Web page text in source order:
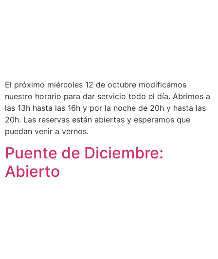
El próximo miércoles 12 de octubre modificamos
nuestro horario para dar servicio todo el día. Abrimos a
las 13h hasta las 16h y por la noche de 20h y hasta las
20h. Las reservas están abiertas y esperamos que
puedan venir a vernos.
Puente de Diciembre:
Abierto